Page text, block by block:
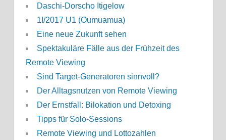
Daschi-Dorscho Itigelow
1I/2017 U1 (Oumuamua)
Eine neue Zukunft sehen
Spektakuläre Fälle aus der Frühzeit des
Remote Viewing
Sind Target-Generatoren sinnvoll?
Der Alltagsnutzen von Remote Viewing
Der Ernstfall: Bilokation und Detoxing
Tipps für Solo-Sessions
Remote Viewing und Lottozahlen